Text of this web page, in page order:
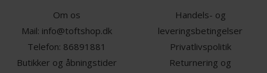
Om os
Mail: info@toftshop.dk
Telefon: 86891881
Butikker og åbningstider
Handels- og
leveringsbetingelser
Privatlivspolitik
Returnering og